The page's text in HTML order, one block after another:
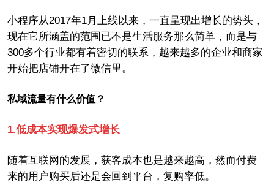
小程序从2017年1月上线以来，一直呈现出增长的势头，
现在它所涵盖的范围已不是生活服务那么简单， 而是与
300多个行业都有着密切的联系， 越来越多的企业和商家
开始把店铺开在了微信里。
私域流量有什么价值？
1.低成本实现爆发式增长
随着互联网的发展，获客成本也是越来越高，然而付费
来的用户购买后还是会回到平台，复购率低。